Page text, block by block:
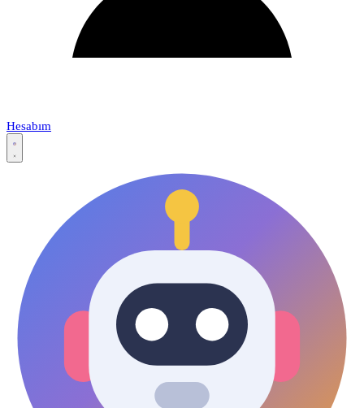
Hesabım